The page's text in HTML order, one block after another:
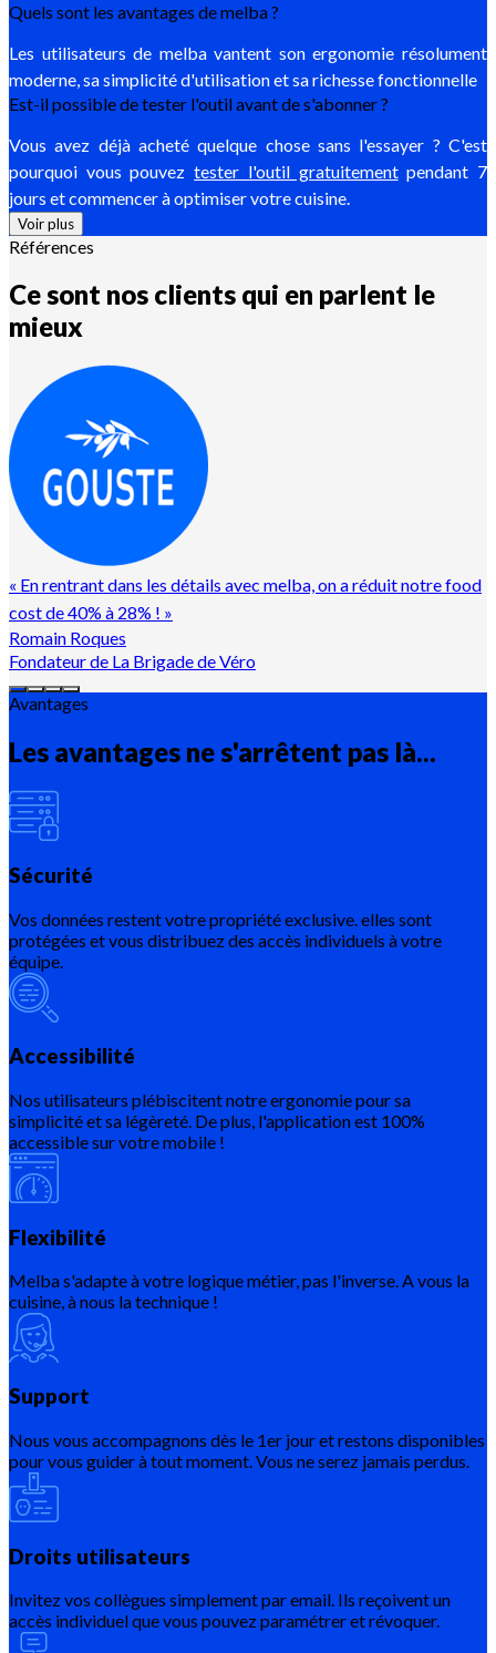
Quels sont les avantages de melba ?
Les utilisateurs de melba vantent son ergonomie résolument
moderne, sa simplicité d'utilisation et sa richesse fonctionnelle
Est-il possible de tester l'outil avant de s'abonner ?
Vous avez déjà acheté quelque chose sans l'essayer ? C'est
pourquoi vous pouveztester l'outil gratuitementpendant 7
jours et commencer à optimiser votre cuisine.
Voir plus
Références
Ce sont nos clients qui en parlent le
mieux
« En rentrant dans les détails avec melba, on a réduit notre food
cost de 40% à 28% ! »
Romain Roques
Fondateur de La Brigade de Véro
Avantages
Les avantages ne s'arrêtent pas là...
Sécurité
Vos données restent votre propriété exclusive. elles sont
protégées et vous distribuez des accès individuels à votre
équipe.
Accessibilité
Nos utilisateurs plébiscitent notre ergonomie pour sa
simplicité et sa légèreté. De plus, l'application est 100%
accessible sur votre mobile !
Flexibilité
Melba s'adapte à votre logique métier, pas l'inverse. A vous la
cuisine, à nous la technique !
Support
Nous vous accompagnons dès le 1er jour et restons disponibles
pour vous guider à tout moment. Vous ne serez jamais perdus.
Droits utilisateurs
Invitez vos collègues simplement par email. Ils reçoivent un
accès individuel que vous pouvez paramétrer et révoquer.